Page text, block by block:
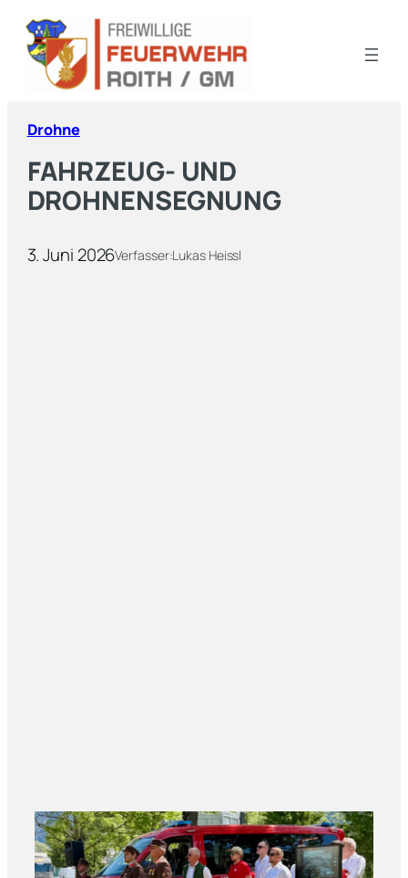
Drohne
FAHRZEUG- UND
DROHNENSEGNUNG
3. Juni 2026Verfasser:Lukas Heissl